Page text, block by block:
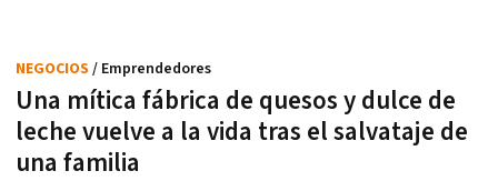
Una mítica fábrica de quesos y dulce de
leche vuelve a la vida tras el salvataje de
una familia
NEGOCIOS / Emprendedores